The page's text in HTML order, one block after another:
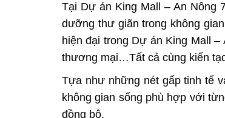
Tại Dự án King Mall – An Nông
dưỡng thư giãn trong không
hiện đại trong Dự án King Mall –
thương mại…Tất cả cùng kiến
Tựa như những nét gấp tinh tế
không gian sống phù hợp với
đồng bộ.